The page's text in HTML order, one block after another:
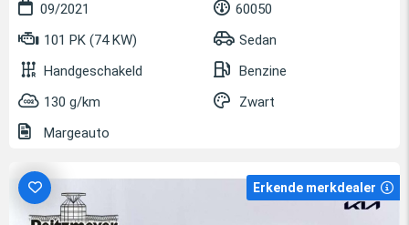
09/2021
60050
101 PK (74 KW)
Sedan
Handgeschakeld
Benzine
130 g/km
Zwart
Margeauto
Erkende merkdealer